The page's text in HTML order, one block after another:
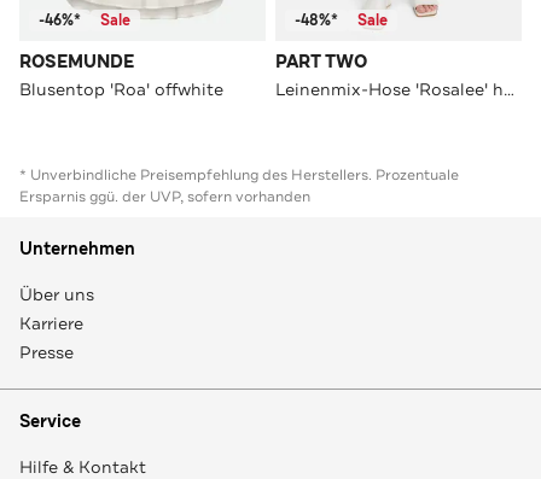
-46%* Sale
ROSEMUNDE
Blusentop 'Roa' offwhite
-48%* Sale
PART TWO
Leinenmix-Hose 'Rosalee' hellblau
* Unverbindliche Preisempfehlung des Herstellers. Prozentuale
Ersparnis ggü. der UVP, sofern vorhanden
Unternehmen
Über uns
Karriere
Presse
Service
Hilfe & Kontakt